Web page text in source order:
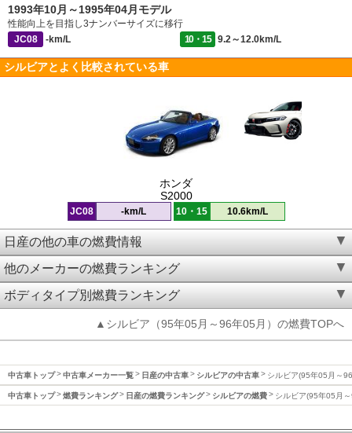
1993年10月～1995年04月モデル
性能向上を目指し3ナンバーサイズに移行
JC08
-km/L 10・15 9.2～12.0km/L
シルビアとよく比較されている車
ホンダ
S2000
JC08 -km/L 10・15 10.6km/L
日産の他の車の燃費情報
他のメーカーの燃費ランキング
ボディタイプ別燃費ランキング
▲シルビア（95年05月～96年05月）の燃費TOPへ
中古車トップ 中古車メーカー一覧 日産の中古車 シルビアの中古車 シルビア(95年05月～
中古車トップ 燃費ランキング 日産の燃費ランキング シルビアの燃費 シルビア(95年05月